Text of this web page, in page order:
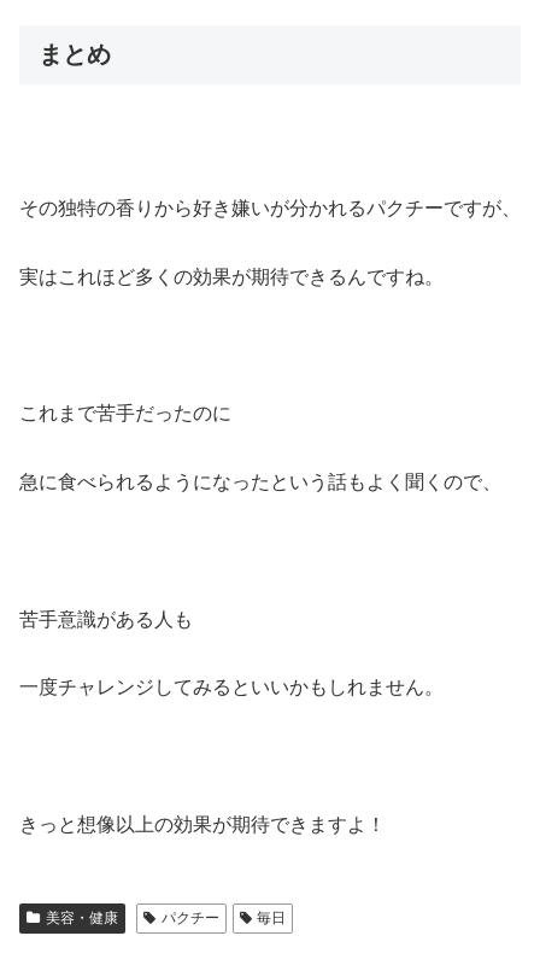
まとめ
その独特の香りから好き嫌いが分かれるパクチーですが、
実はこれほど多くの効果が期待できるんですね。
これまで苦手だったのに
急に食べられるようになったという話もよく聞くので、
苦手意識がある人も
一度チャレンジしてみるといいかもしれません。
きっと想像以上の効果が期待できますよ！
美容・健康 パクチー 毎日